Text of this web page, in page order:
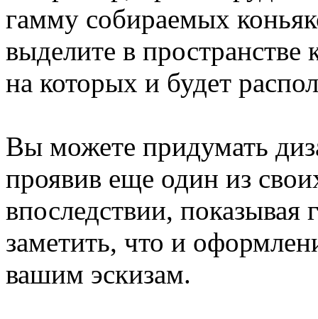
гамму собираемых
выделите в пространстве
на которых и будет
Вы можете придумать
проявив еще один из
впоследствии, показывая
заметить, что и
вашим эскизам.